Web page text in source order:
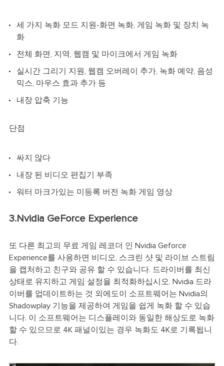
세 가지 녹화 모드 지원-화면 녹화, 게임 녹화 및 장치 녹
화
전체 화면, 지역, 웹캠 및 마이크에서 게임 녹화
실시간 그리기 지원, 웹캠 오버레이 추가, 녹화 예약, 음성
믹스, 마우스 효과 추가 등
내장 압축 기능
단점
싸지 않다
내장 된 비디오 편집기 부족
워터 마크가있는 미등록 버전 녹화 게임 영상
3.Nvidia GeForce Experience
또 다른 최고의 무료 게임 레코더 인 Nvidia Geforce
Experience를 사용하면 비디오, 스크린 샷 및 라이브 스트림
을 캡처하고 친구와 공유 할 수 있습니다. 드라이버를 최신
상태로 유지하고 게임 설정을 최적화하십시오. Nvidia 드라
이버를 업데이트하는 것 외에도이 소프트웨어는 Nvidia의
Shadowplay 기능을 제공하여 게임을 쉽게 녹화 할 수 있습
니다. 이 소프트웨어는 디스플레이와 동일한 해상도로 녹화
할 수 있으므로 4K 패널이있는 경우 녹화도 4K로 기록됩니
다.